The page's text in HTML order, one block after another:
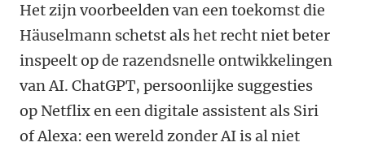
Het zijn voorbeelden van een toekomst die
Häuselmann schetst als het recht niet beter
inspeelt op de razendsnelle ontwikkelingen
van AI. ChatGPT, persoonlijke suggesties
op Netflix en een digitale assistent als Siri
of Alexa: een wereld zonder AI is al niet